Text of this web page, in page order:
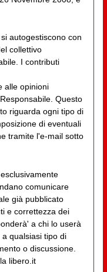
autogestiscono con
collettivo
I contributi
alle opinioni
Questo
riguarda ogni tipo di
di eventuali
tramite l'e-mail sotto
comunicare
già pubblicato
e correttezza dei
a chi lo userà
qualsiasi tipo di
o discussione.
libero.it